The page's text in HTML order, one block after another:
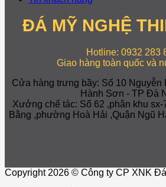
ĐÁ MỸ NGHỆ
Hotline: 0932 283
Giao hàng toàn quốc và
Cửa hàng trưng bầy: Số 10 Nguyễn
Hành Sơn - TP Đà
Xưởng chế tác: Số 62 ,phân khu
Bằng ,phường Hoà Hải ,Quận Ngũ
Copyright 2026 © Công ty CP XNK